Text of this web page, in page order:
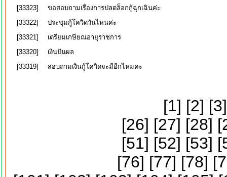
[33323]
ขอสอบถามเรื่องการปลดล็อกกู้ฉุกเฉินค่ะ
[33322]
ประชุมกู้โควิดวันไหนค่ะ
[33321]
เตรียมเกษียณอายุราชการ
[33320]
เงินปันผล
[33319]
สอบถามเงินกู้โควิดจะมีอีกไหมคะ
[1] [2] [3
[26] [27] [28] [
[51] [52] [53] [
[76] [77] [78] [